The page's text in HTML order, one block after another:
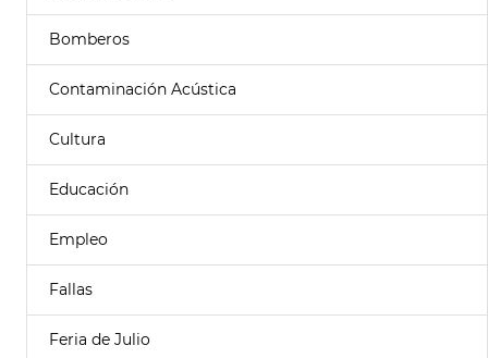
Bomberos
Contaminación Acústica
Cultura
Educación
Empleo
Fallas
Feria de Julio